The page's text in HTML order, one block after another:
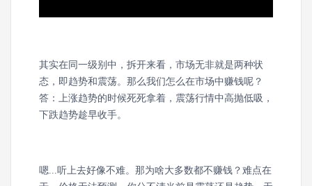
其实在同一级别中，拆开来看，市场无非就是两种状
态，即趋势和震荡。那么我们怎么在市场中赚钱呢？
答：上涨趋势的时候死死拿着，震荡行情中高抛低吸，
下跌趋势趁早收手。
嗯...听上去好像不难。那为啥大多数都不赚钱？难点在